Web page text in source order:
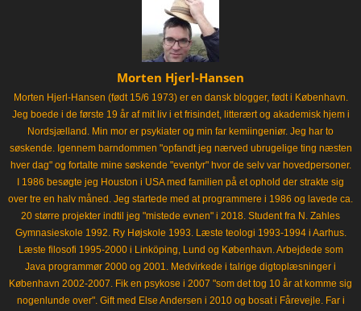
Morten Hjerl-Hansen
Morten Hjerl-Hansen (født 15/6 1973) er en dansk blogger, født i København.
Jeg boede i de første 19 år af mit liv i et frisindet, litterært og akademisk hjem i
Nordsjælland. Min mor er psykiater og min far kemiingeniør. Jeg har to
søskende. Igennem barndommen "opfandt jeg nærved ubrugelige ting næsten
hver dag" og fortalte mine søskende "eventyr" hvor de selv var hovedpersoner.
I 1986 besøgte jeg Houston i USA med familien på et ophold der strakte sig
over tre en halv måned. Jeg startede med at programmere i 1986 og lavede ca.
20 større projekter indtil jeg "mistede evnen" i 2018. Student fra N. Zahles
Gymnasieskole 1992. Ry Højskole 1993. Læste teologi 1993-1994 i Aarhus.
Læste filosofi 1995-2000 i Linköping, Lund og København. Arbejdede som
Java programmør 2000 og 2001. Medvirkede i talrige digtoplæsninger i
København 2002-2007. Fik en psykose i 2007 "som det tog 10 år at komme sig
nogenlunde over". Gift med Else Andersen i 2010 og bosat i Fårevejle. Far i